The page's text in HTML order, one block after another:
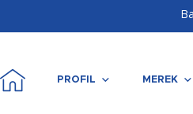
PROFIL MEREK